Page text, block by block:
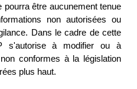
pourra être aucunement tenue
non autorisées ou
Dans le cadre de cette
s'autorise à modifier ou à
conformes à la législation
plus haut.